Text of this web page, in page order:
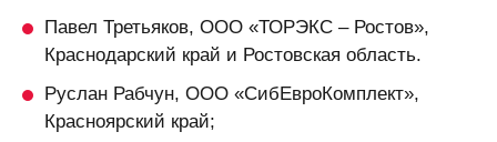
Павел Третьяков, ООО «ТОРЭКС – Ростов»,
Краснодарский край и Ростовская область.
Руслан Рабчун, ООО «СибЕвроКомплект»,
Красноярский край;